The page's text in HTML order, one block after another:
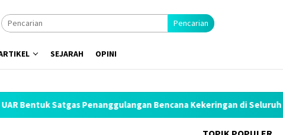
Pencarian
SEJARAH OPINI
Penanggulangan Bencana Kekeringan di Seluruh Indonesia